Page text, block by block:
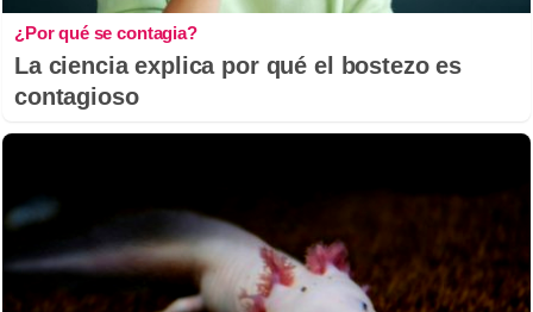
¿Por qué se contagia?
La ciencia explica por qué el bostezo es
contagioso